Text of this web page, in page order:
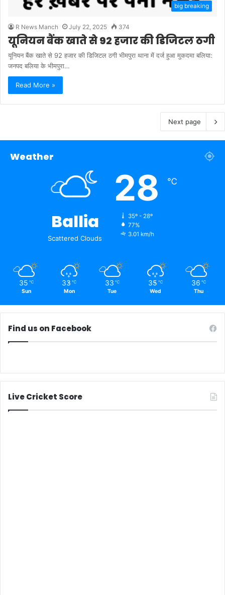
big breaking
R News Manch July 22, 2025 374
यूनियन बैंक खाते से 92 हजार की डिजिटल ठगी
यूनियन बैंक खाते से 92 हजार की डिजिटल ठगी भीमपुरा थाना में दर्ज हुआ मुकदमा बलिया:
जनपद बलिया के भीमपुरा…
Read More »
Next page
Weather
Ballia
Scattered Clouds
28 ℃
35º - 28º
77%
3.01 km/h
35 ℃
Sun
33 ℃
Mon
33 ℃
Tue
35 ℃
Wed
36 ℃
Thu
Find us on Facebook
Live Cricket Score